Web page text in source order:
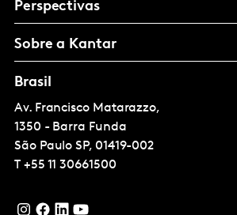
Perspectivas
Sobre a Kantar
Brasil
Av. Francisco Matarazzo,
1350 - Barra Funda
São Paulo SP, 01419-002
T +55 11 30661500